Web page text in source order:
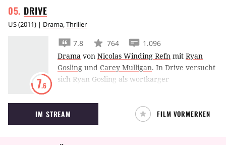
DRIVE
US(2011) | Drama,Thriller
7.6
7.8 764
1.096
Drama von Nicolas Winding Refn mit Ryan
Gosling und Carey Mulligan. In Drive versucht
sich Ryan Gosling als wortkarger
seine Nachbarin Carey Mulligan nimmt er es
sogar mit der lokalen Mafia auf.
IM STREAM FILM VORMERKEN